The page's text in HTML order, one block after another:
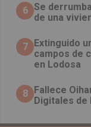
6 Se
de una
7 Extinguido
campos de
en Lodosa
8 Fallece
Digitales de